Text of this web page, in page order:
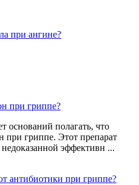
при ангине?
при гриппе?
оснований полагать, что
при гриппе. Этот препарат
недоказанной эффективн ...
антибиотики при гриппе?